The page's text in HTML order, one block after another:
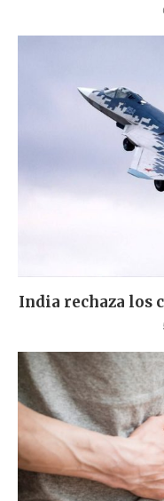
India rechaza los